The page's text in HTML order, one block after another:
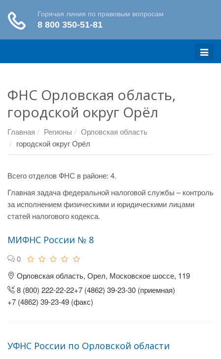
Меню
ФНС Орловская область,
городской округ Орёл
Главная Регионы
Орловская область
городской округ Орёл
Всего отделов ФНС в районе: 4.
Главная задача федеральной налоговой службы – контроль
за исполнением физическими и юридическими лицами
статей налогового кодекса.
МИФНС России № 8
0
Орловская область, Орел, Московское шоссе, 119
8 (800) 222-22-22+7 (4862) 39-23-30 (приемная)
+7 (4862) 39-23-49 (факс)
УФНС России по Орловской области